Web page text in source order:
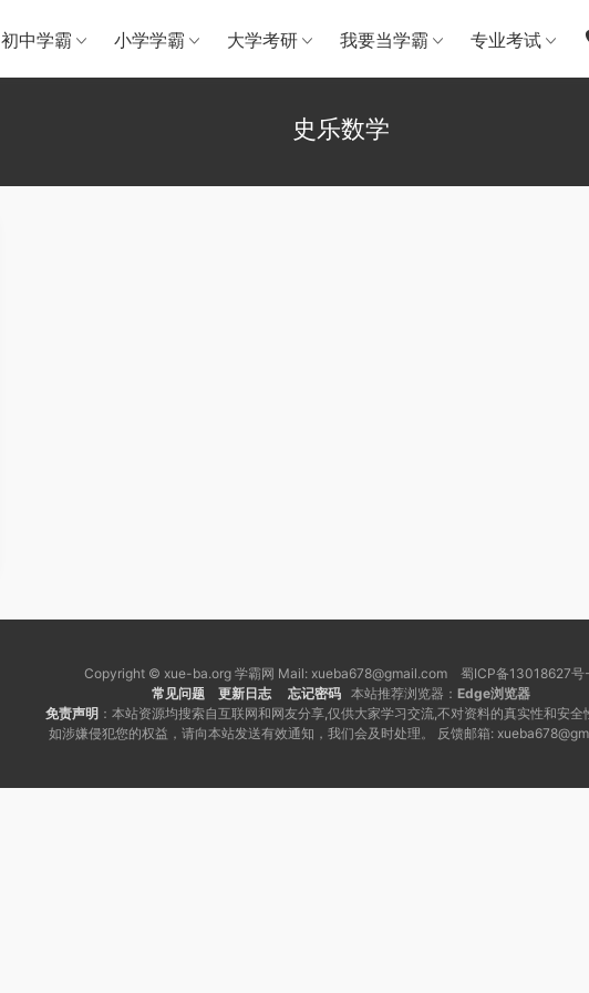
初中学霸 小学学霸 大学考研 我要当学霸 专业考试
史乐数学
Copyright © xue-ba.org 学霸网 Mail: xueba678@gmail.com 蜀ICP备13018627号
常见问题
更新日志 忘记密码 本站推荐浏览器： Edge浏览器
免责声明 ：本站资源均搜索自互联网和网友分享,仅供大家学习交流,不对资料的真实性和安全
如涉嫌侵犯您的权益，请向本站发送有效通知，我们会及时处理。 反馈邮箱: